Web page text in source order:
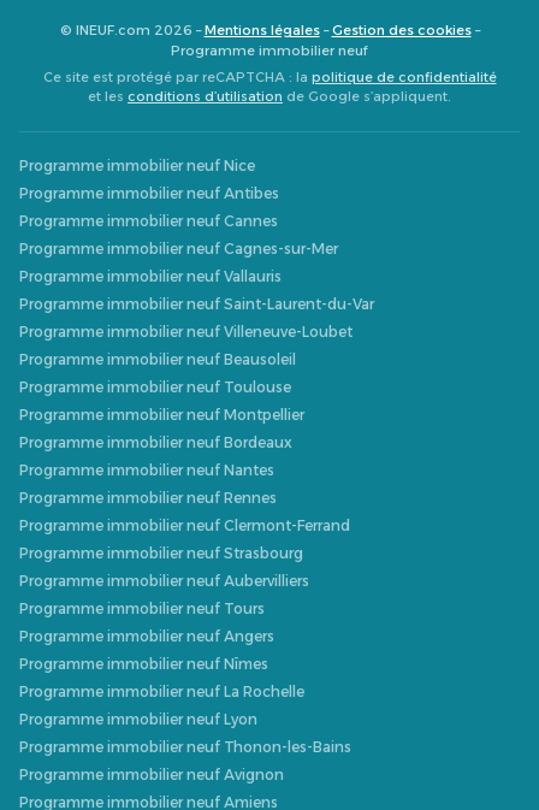
© INEUF.com 2026 –Mentions légales–Gestion des cookies–
Programme immobilier neuf
Ce site est protégé par reCAPTCHA : la politique de confidentialité
et les conditions d’utilisation de Google s’appliquent.
Programme immobilier neuf Nice
Programme immobilier neuf Antibes
Programme immobilier neuf Cannes
Programme immobilier neuf Cagnes-sur-Mer
Programme immobilier neuf Vallauris
Programme immobilier neuf Saint-Laurent-du-Var
Programme immobilier neuf Villeneuve-Loubet
Programme immobilier neuf Beausoleil
Programme immobilier neuf Toulouse
Programme immobilier neuf Montpellier
Programme immobilier neuf Bordeaux
Programme immobilier neuf Nantes
Programme immobilier neuf Rennes
Programme immobilier neuf Clermont-Ferrand
Programme immobilier neuf Strasbourg
Programme immobilier neuf Aubervilliers
Programme immobilier neuf Tours
Programme immobilier neuf Angers
Programme immobilier neuf Nîmes
Programme immobilier neuf La Rochelle
Programme immobilier neuf Lyon
Programme immobilier neuf Thonon-les-Bains
Programme immobilier neuf Avignon
Programme immobilier neuf Amiens